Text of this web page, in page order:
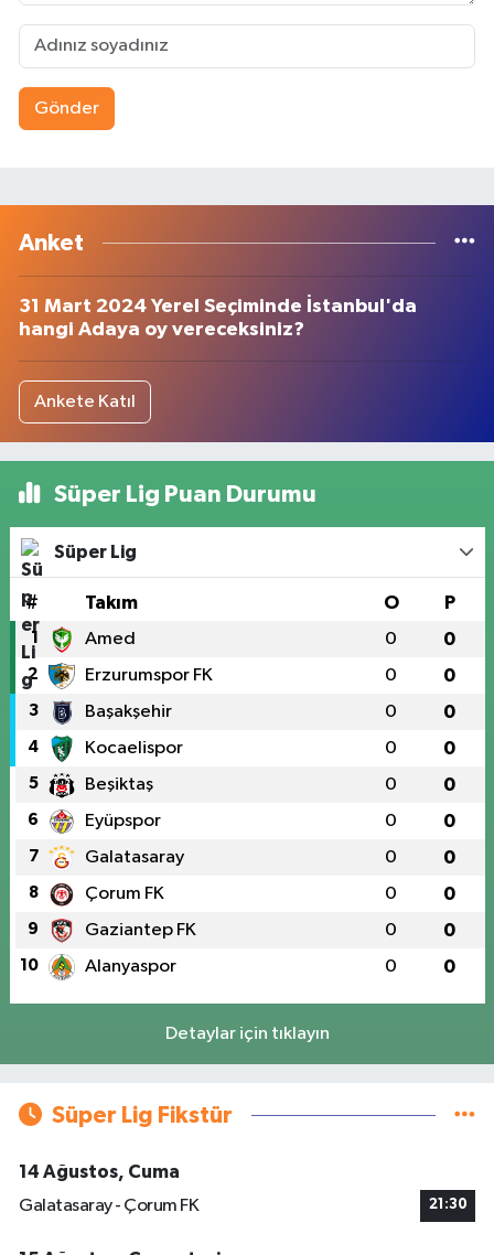
Gönder
Anket
31 Mart 2024 Yerel Seçiminde İstanbul'da
hangi Adaya oy vereceksiniz?
Ankete Katıl
Süper Lig Puan Durumu
Süper Lig
# Takım O P
1 Amed 0 0
2 Erzurumspor FK 0 0
3 Başakşehir 0 0
4 Kocaelispor 0 0
5 Beşiktaş 0 0
6 Eyüpspor 0 0
7 Galatasaray 0 0
8 Çorum FK 0 0
9 Gaziantep FK 0 0
10 Alanyaspor 0 0
Detaylar için tıklayın
Süper Lig Fikstür
14 Ağustos, Cuma
Galatasaray - Çorum FK
21:30